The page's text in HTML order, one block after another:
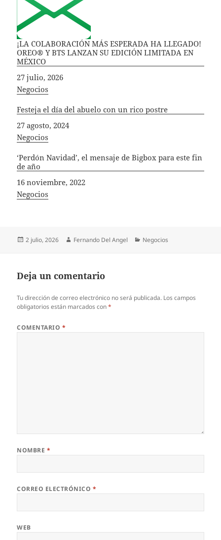
¡LA COLABORACIÓN MÁS ESPERADA HA LLEGADO!
OREO® Y BTS LANZAN SU EDICIÓN LIMITADA EN
MÉXICO
Fecha
27 julio, 2026
In relation to
Negocios
Festeja el día del abuelo con un rico postre
Fecha
27 agosto, 2024
In relation to
Negocios
‘Perdón Navidad’, el mensaje de Bigbox para este fin
de año
Fecha
16 noviembre, 2022
In relation to
Negocios
Publicado
2 julio, 2026 Autor
Fernando Del Angel Categorías
Negocios
Deja un comentario
Tu dirección de correo electrónico no será publicada. Los campos
obligatorios están marcados con*
COMENTARIO *
NOMBRE *
CORREO ELECTRÓNICO *
WEB